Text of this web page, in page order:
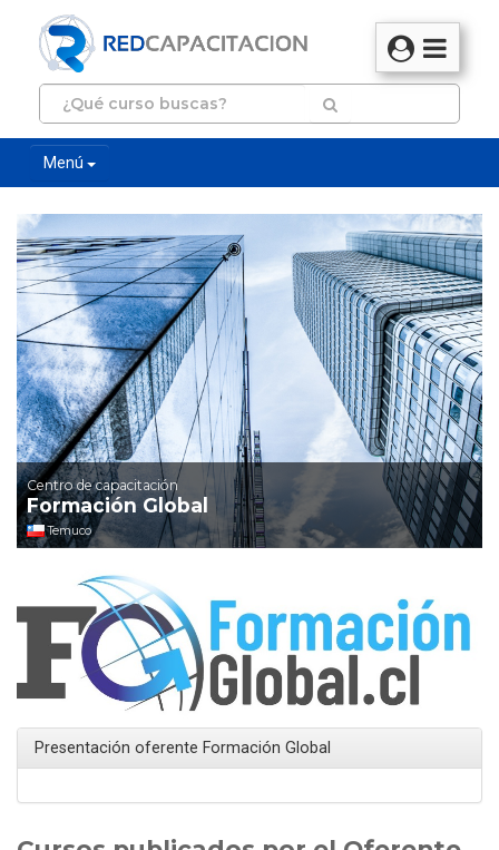
Menú
Centro de capacitación
Formación Global
Temuco
Presentación oferente Formación Global